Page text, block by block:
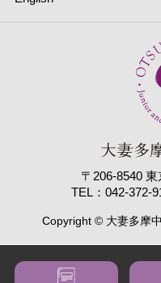
〒206-8540
TEL：042-372-
Copyright © 大妻多摩